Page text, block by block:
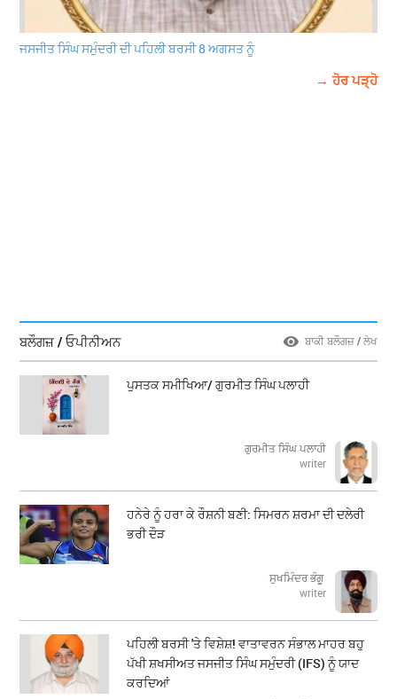
ਜਸਜੀਤ ਸਿੰਘ ਸਮੁੰਦਰੀ ਦੀ ਪਹਿਲੀ ਬਰਸੀ 8 ਅਗਸਤ ਨੂੰ
→ ਹੋਰ ਪੜ੍ਹੋ
ਬਲੌਗਜ਼ / ਓਪੀਨੀਅਨ ਬਾਕੀ ਬਲੌਗਜ਼ / ਲੇਖ
ਪੁਸਤਕ ਸਮੀਖਿਆ/ ਗੁਰਮੀਤ ਸਿੰਘ ਪਲਾਹੀ
ਗੁਰਮੀਤ ਸਿੰਘ ਪਲਾਹੀ
writer
ਹਨੇਰੇ ਨੂੰ ਹਰਾ ਕੇ ਰੌਸ਼ਨੀ ਬਣੀ: ਸਿਮਰਨ ਸ਼ਰਮਾ ਦੀ ਦਲੇਰੀ
ਭਰੀ ਦੌੜ
ਸੁਖਮਿੰਦਰ ਭੰਗੂ
writer
ਪਹਿਲੀ ਬਰਸੀ 'ਤੇ ਵਿਸ਼ੇਸ਼! ਵਾਤਾਵਰਨ ਸੰਭਾਲ ਮਾਹਰ ਬਹੁ
ਪੱਖੀ ਸ਼ਖਸੀਅਤ ਜਸਜੀਤ ਸਿੰਘ ਸਮੁੰਦਰੀ (IFS) ਨੂੰ ਯਾਦ
ਕਰਦਿਆਂ